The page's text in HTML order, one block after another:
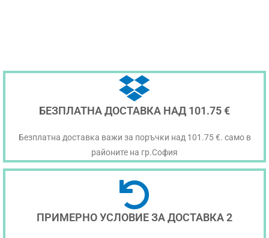
БЕЗПЛАТНА ДОСТАВКА НАД 101.75 €
Безплатна доставка важи за поръчки над 101.75 €. само в
районите на гр.София
ПРИМЕРНО УСЛОВИЕ ЗА ДОСТАВКА 2